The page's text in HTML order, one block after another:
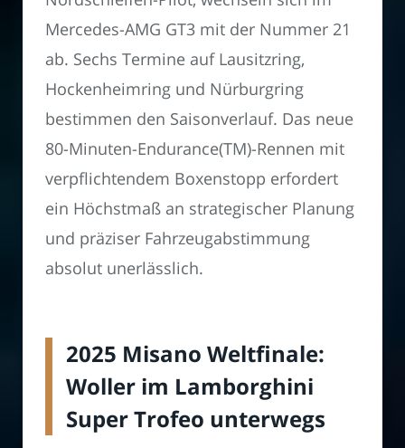
Mercedes-AMG GT3 mit der Nummer 21
ab. Sechs Termine auf Lausitzring,
Hockenheimring und Nürburgring
bestimmen den Saisonverlauf. Das neue
80-Minuten-Endurance(TM)-Rennen mit
verpflichtendem Boxenstopp erfordert
ein Höchstmaß an strategischer Planung
und präziser Fahrzeugabstimmung
absolut unerlässlich.
2025 Misano Weltfinale:
Woller im Lamborghini
Super Trofeo unterwegs